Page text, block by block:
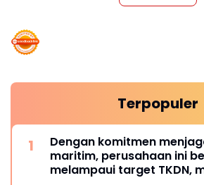
Terpopuler
Dengan komitmen
maritim, perusahaan ini
melampaui target TKDN,